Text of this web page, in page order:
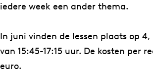
n
i
u
j
u
l
b
j
j
n
i
c
u
b
iedere week een ander thema.
In juni vinden de lessen plaats op 4,
van 15:45-17:15 uur. De kosten per
euro.